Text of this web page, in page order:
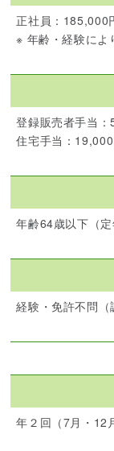
正社員：185,000
※ 年齢・経験によ
登録販売者手当
住宅手当：19,000
年齢64歳以下（
経験・免許不問（
年２回（7月・12